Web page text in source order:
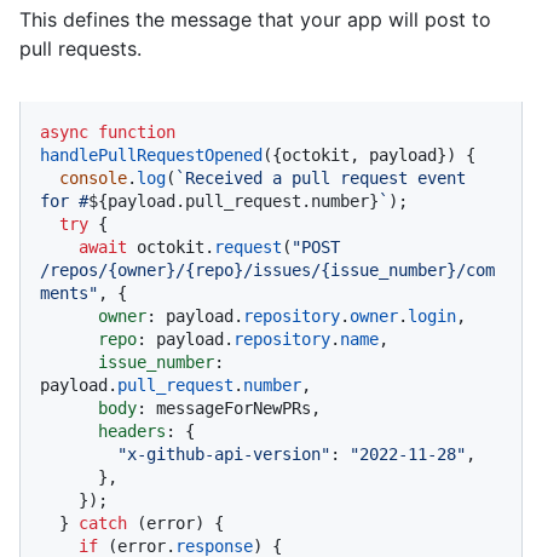
This defines the message that your app will post to
pull requests.
async function
handlePullRequestOpened ({octokit, payload}) {
console. log( `Received a pull request event
for #${payload.pull_request.number} ` );
try {
await octokit. request ( "POST
/repos/{owner}/{repo}/issues/{issue_number}/com
ments" , {
owner: payload. repository. owner. login,
repo: payload. repository. name,
issue_number:
payload. pull_request . number,
body: messageForNewPRs,
headers : {
"x-github-api-version" : "2022-11-28" ,
  }
catch (error) {
if (error. response) {